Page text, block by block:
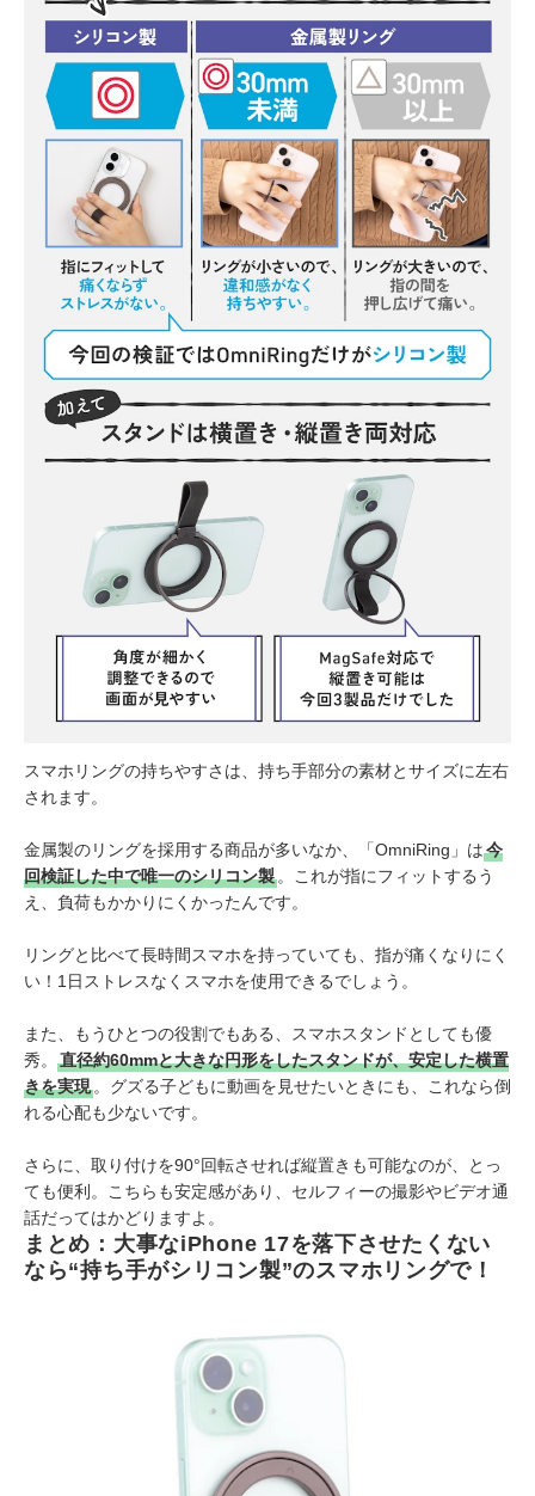
スマホリングの持ちやすさは、持ち手部分の素材とサイズに左右
されます。
金属製のリングを採用する商品が多いなか、「OmniRing」は今
回検証した中で唯一のシリコン製 。これが指にフィットするう
え、負荷もかかりにくかったんです。
リングと比べて長時間スマホを持っていても、指が痛くなりにく
い！1日ストレスなくスマホを使用できるでしょう。
また、もうひとつの役割でもある、スマホスタンドとしても優
秀。
直径約60mmと大きな円形をしたスタンドが、安定した横置
きを実現 。グズる子どもに動画を見せたいときにも、これなら倒
れる心配も少ないです。
さらに、取り付けを90°回転させれば縦置きも可能なのが、とっ
ても便利。こちらも安定感があり、セルフィーの撮影やビデオ通
話だってはかどりますよ。
まとめ：大事なiPhone 17を落下させたくない
なら“持ち手がシリコン製”のスマホリングで！